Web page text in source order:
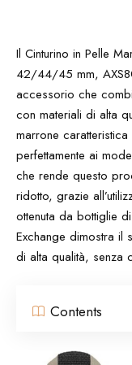
Il Cinturino in Pelle
42/44/45 mm,
accessorio che
con materiali di alta
marrone
perfettamente ai
che rende questo
ridotto, grazie
ottenuta da bottiglie
Exchange dimostra il
di alta qualità, senza
Contents